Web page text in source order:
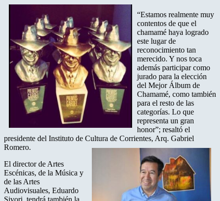
“Estamos realmente muy
contentos de que el
chamamé haya logrado
este lugar de
reconocimiento tan
merecido. Y nos toca
además participar como
jurado para la elección
del Mejor Álbum de
Chamamé, como también
para el resto de las
categorías. Lo que
representa un gran
honor”; resaltó el
presidente del Instituto de Cultura de Corrientes, Arq. Gabriel
Romero.
El director de Artes
Escénicas, de la Música y
de las Artes
Audiovisuales, Eduardo